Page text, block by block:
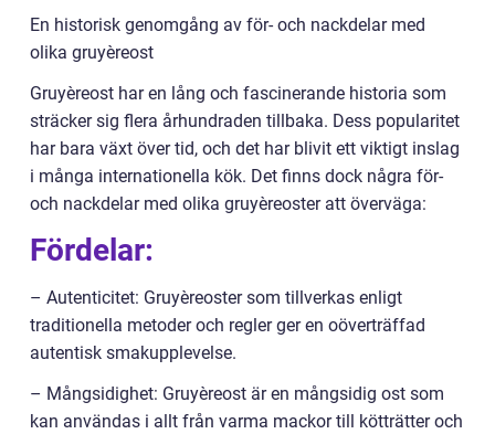
En historisk genomgång av för- och nackdelar med
olika gruyèreost
Gruyèreost har en lång och fascinerande historia som
sträcker sig flera århundraden tillbaka. Dess popularitet
har bara växt över tid, och det har blivit ett viktigt inslag
i många internationella kök. Det finns dock några för-
och nackdelar med olika gruyèreoster att överväga:
Fördelar:
– Autenticitet: Gruyèreoster som tillverkas enligt
traditionella metoder och regler ger en oöverträffad
autentisk smakupplevelse.
– Mångsidighet: Gruyèreost är en mångsidig ost som
kan användas i allt från varma mackor till kötträtter och